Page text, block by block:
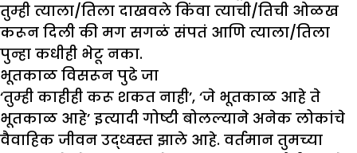
तुम्ही त्याला/तिला दाखवले किंवा त्याची/तिची ओळख
करून दिली की मग सगळं संपतं आणि त्याला/तिला
पुन्हा कधीही भेटू नका.
भूतकाळ विसरून पुढे जा
‘तुम्ही काहीही करू शकत नाही’, ‘जे भूतकाळ आहे ते
भूतकाळ आहे’ इत्यादी गोष्टी बोलल्याने अनेक लोकांचे
वैवाहिक जीवन उद्ध्वस्त झाले आहे. वर्तमान तुमच्या